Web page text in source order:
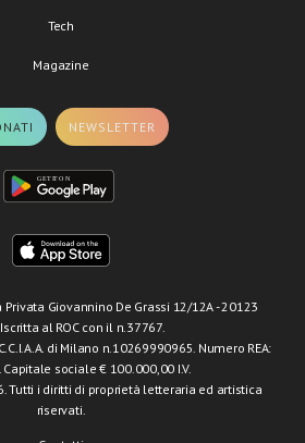
Tech
Magazine
NEWSLETTER
Privata Giovannino De Grassi 12/12A - 20123
al ROC con il n.37767.
di Milano n.10269990965. Numero REA:
Capitale sociale € 100.000,00 I.V.
Tutti i diritti di proprietà letteraria ed artistica
riservati.